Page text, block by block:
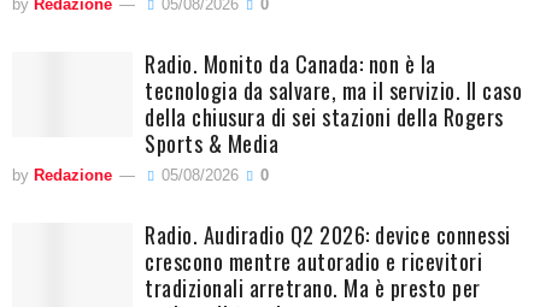
by Redazione 05/08/2026 0
Radio. Monito da Canada: non è la
tecnologia da salvare, ma il servizio. Il caso
della chiusura di sei stazioni della Rogers
Sports & Media
by Redazione 05/08/2026 0
Radio. Audiradio Q2 2026: device connessi
crescono mentre autoradio e ricevitori
tradizionali arretrano. Ma è presto per